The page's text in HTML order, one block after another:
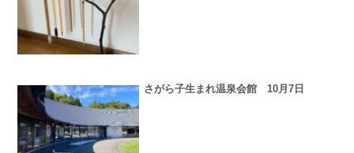
さがら子生まれ温泉会館 10月7日